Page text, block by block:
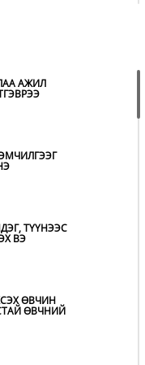
АЖИЛ
ТҮҮНЭЭС
ВЭ
ӨВЧИН
ӨВЧНИЙ